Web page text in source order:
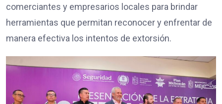
comerciantes y empresarios locales para brindar
herramientas que permitan reconocer y enfrentar de
manera efectiva los intentos de extorsión.